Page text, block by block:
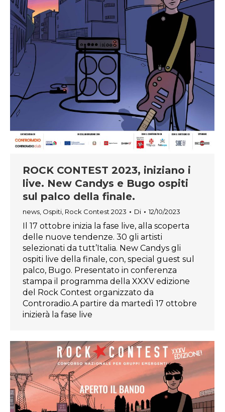
ROCK CONTEST 2023, iniziano i
live. New Candys e Bugo ospiti
sul palco della finale.
news, Ospiti, Rock Contest 2023 Di 12/10/2023
Il 17 ottobre inizia la fase live, alla scoperta
delle nuove tendenze. 30 gli artisti
selezionati da tutt’Italia. New Candys gli
ospiti live della finale, con, special guest sul
palco, Bugo. Presentato in conferenza
stampa il programma della XXXV edizione
del Rock Contest organizzato da
Controradio.A partire da martedì 17 ottobre
inizierà la fase live